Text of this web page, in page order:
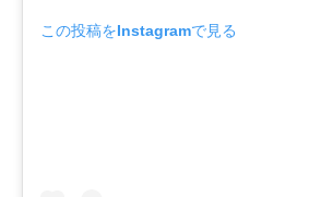
この投稿をInstagramで見る